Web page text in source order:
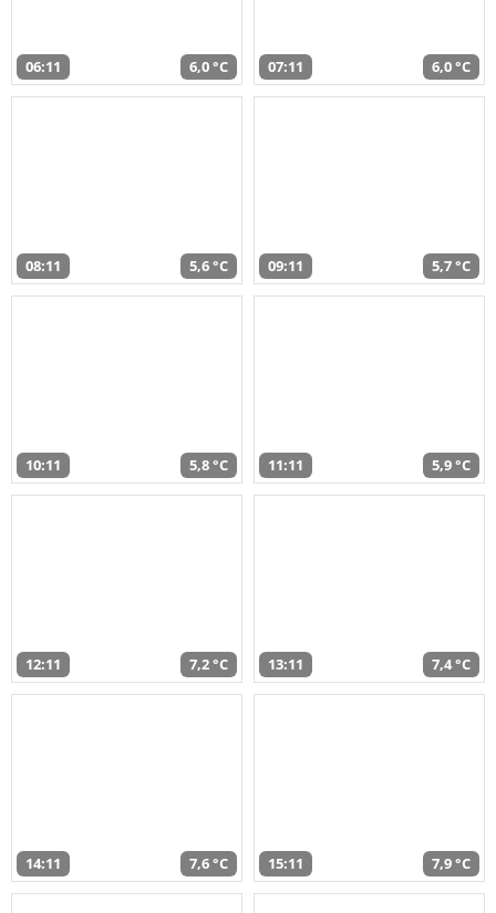
06:11 6,0 °C 07:11 6,0 °C
08:11 5,6 °C 09:11 5,7 °C
10:11 5,8 °C 11:11 5,9 °C
12:11 7,2 °C 13:11 7,4 °C
14:11 7,6 °C 15:11 7,9 °C